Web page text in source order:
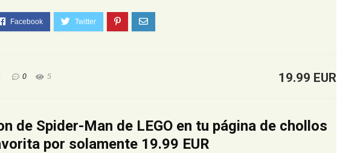
0 5 19.99 EUR
de Spider-Man de LEGO en tu página de chollos
por solamente 19.99 EUR